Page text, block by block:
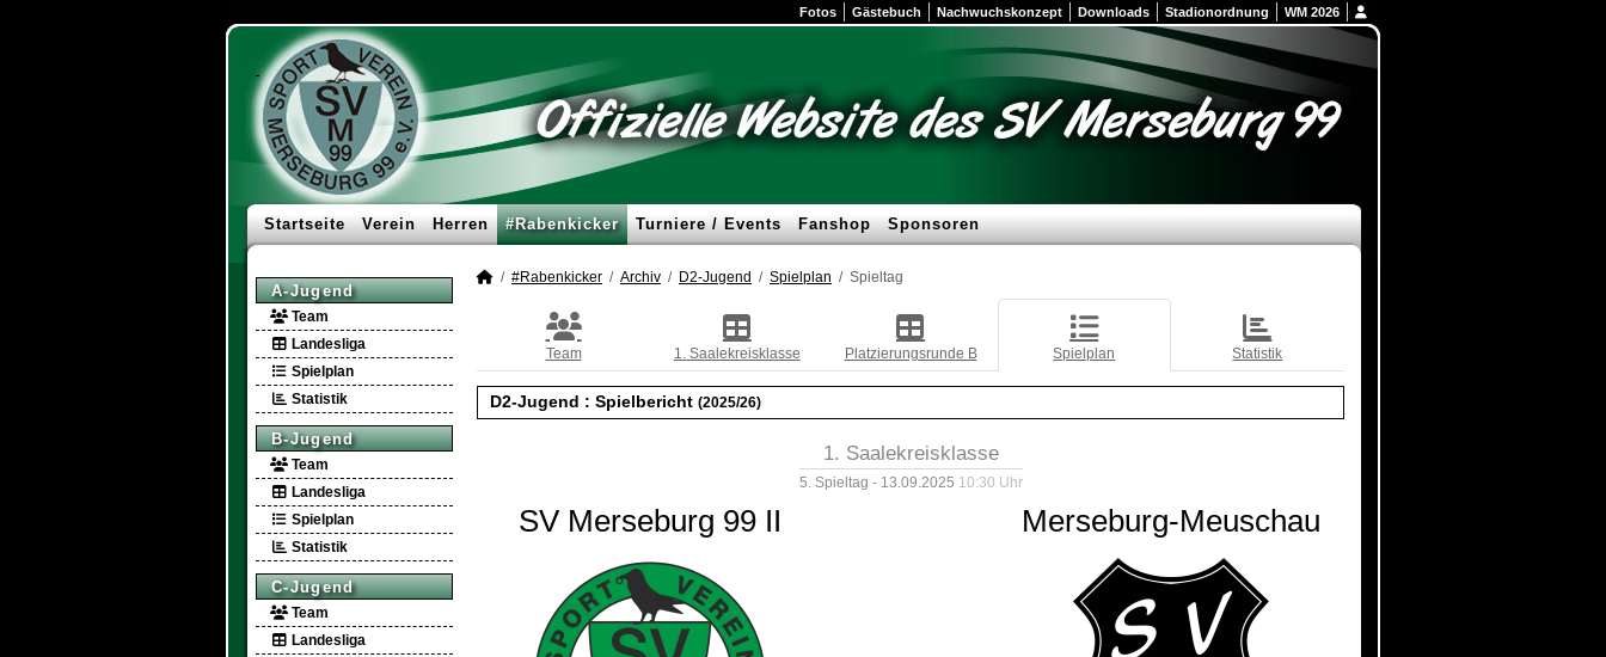
Fotos Gästebuch Nachwuchskonzept Downloads Stadionordnung WM 2026
Startseite Verein Herren #Rabenkicker Turniere / Events Fanshop Sponsoren
A-Jugend
Team
Landesliga
Spielplan
Statistik
B-Jugend
Team
Landesliga
Spielplan
Statistik
C-Jugend
Team
Landesliga
#Rabenkicker Archiv D2-Jugend Spielplan Spieltag
Team 1. Saalekreisklasse Platzierungsrunde B Spielplan Statistik
D2-Jugend : Spielbericht (2025/26)
1. Saalekreisklasse
5. Spieltag - 13.09.2025 10:30 Uhr
SV Merseburg 99 II Merseburg-Meuschau